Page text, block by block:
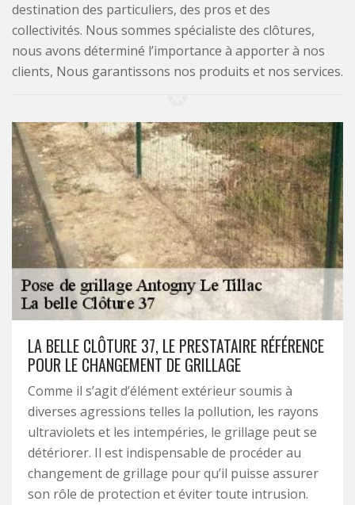
destination des particuliers, des pros et des
collectivités. Nous sommes spécialiste des clôtures,
nous avons déterminé l’importance à apporter à nos
clients, Nous garantissons nos produits et nos services.
LA BELLE CLÔTURE 37, LE PRESTATAIRE RÉFÉRENCE
POUR LE CHANGEMENT DE GRILLAGE
Comme il s’agit d’élément extérieur soumis à
diverses agressions telles la pollution, les rayons
ultraviolets et les intempéries, le grillage peut se
détériorer. Il est indispensable de procéder au
changement de grillage pour qu’il puisse assurer
son rôle de protection et éviter toute intrusion.